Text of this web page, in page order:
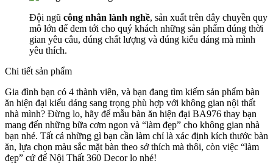
Đội ngũ công nhân lành nghề, sản xuất trên dây chuyền quy
mô lớn để đem tới cho quý khách những sản phẩm đúng thời
gian yêu câu, đúng chất lượng và đúng kiểu dáng mà mình
yêu thích.
Chi tiết sản phẩm
Gia đình bạn có 4 thành viên, và bạn đang tìm kiếm sản phẩm bàn
ăn hiện đại kiểu dáng sang trọng phù hợp với không gian nội thất
nhà mình? Đừng lo, hãy để mẫu bàn ăn hiện đại BA976 thay bạn
mang đến những bữa cơm ngon và “làm đẹp” cho không gian nhà
bạn nhé. Tất cả những gì bạn cần làm chỉ là xác định kích thước bàn
ăn, lựa chọn màu sắc mặt bàn theo sở thích mà thôi, còn việc “làm
đẹp” cứ để Nội Thất 360 Decor lo nhé!